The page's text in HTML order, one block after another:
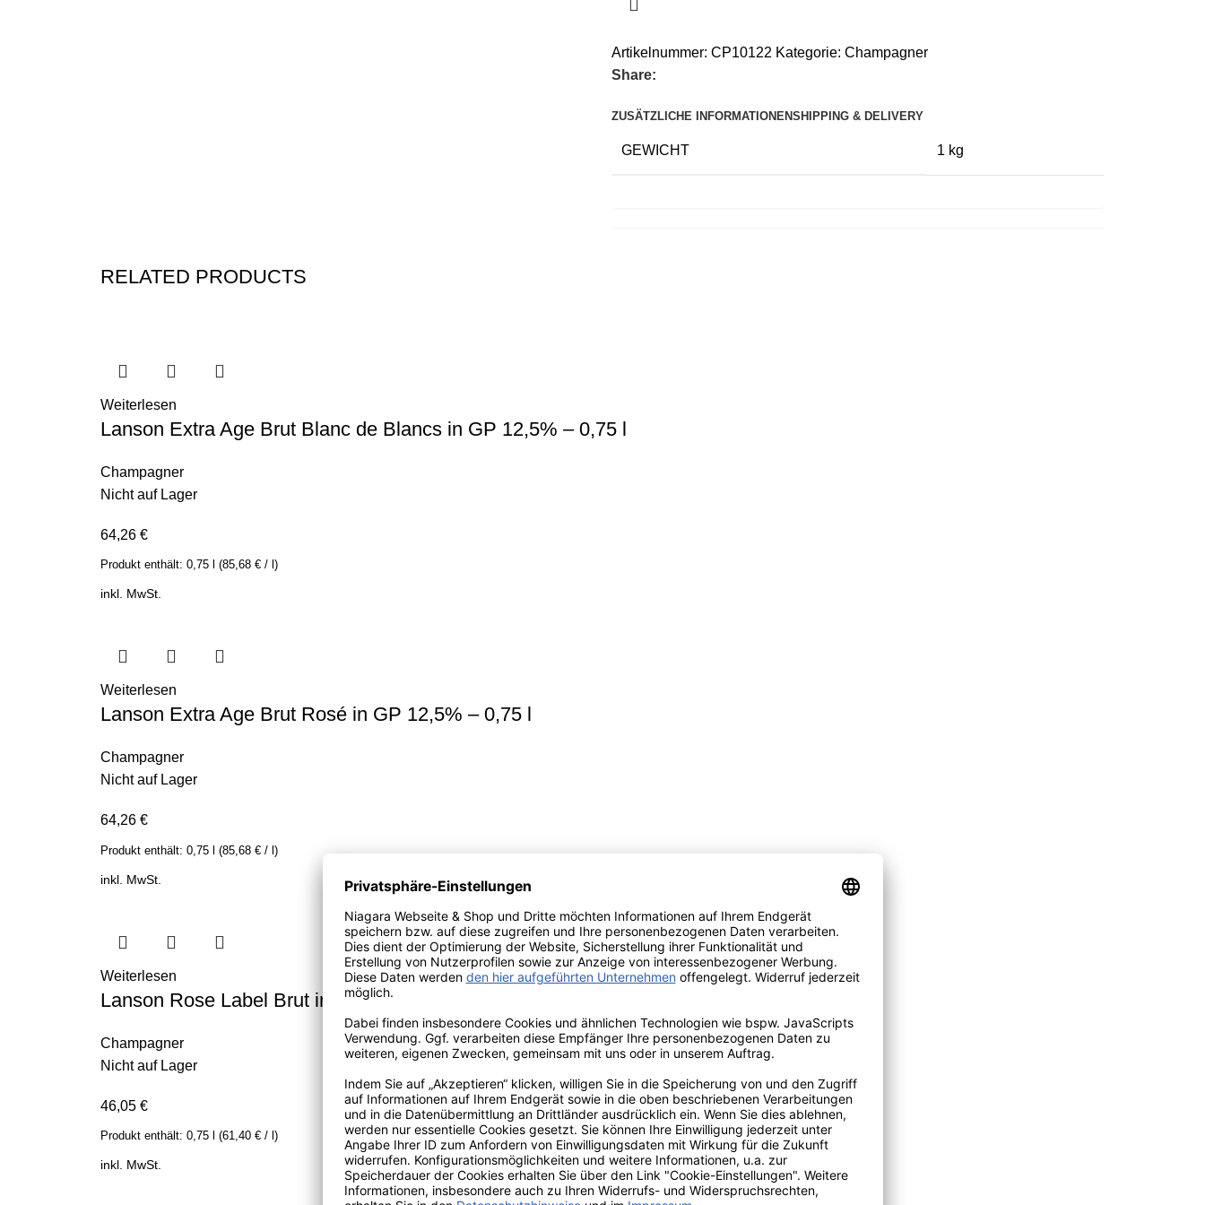
Artikelnummer: CP10122 Kategorie: Champagner
Share:
ZUSÄTZLICHE INFORMATIONENSHIPPING & DELIVERY
GEWICHT 1 kg
RELATED PRODUCTS
Weiterlesen
Lanson Extra Age Brut Blanc de Blancs in GP 12,5% – 0,75 l
Champagner
Nicht auf Lager
64,26 €
Produkt enthält: 0,75 (85,68 € / )
inkl. MwSt.
Weiterlesen
Lanson Extra Age Brut Rosé in GP 12,5% – 0,75 l
Champagner
Nicht auf Lager
64,26 €
Produkt enthält: 0,75 l (85,68 € / l)
inkl. MwSt.
Weiterlesen
Lanson Rose Label Brut in GP 12,5% – 0,75 l
Champagner
Nicht auf Lager
46,05 €
Produkt enthält: 0,75 (61,40 € / )
inkl. MwSt.